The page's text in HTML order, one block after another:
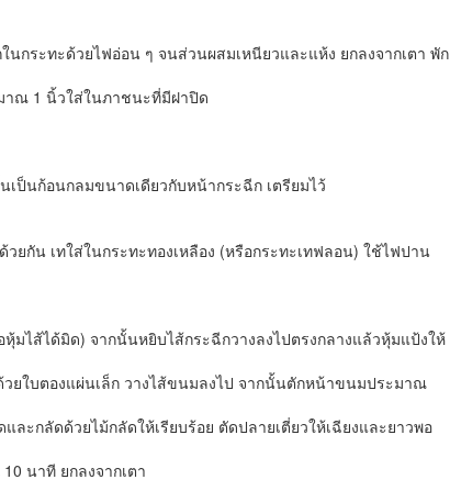
ะทะด้วยไฟอ่อน ๆ จนส่วนผสมเหนียวและแห้ง ยกลงจากเตา พัก
1 นิ้วใส่ในภาชนะที่มีฝาปิด
นก้อนกลมขนาดเดียวกับหน้ากระฉีก เตรียมไว้
น เทใส่ในกระทะทองเหลือง (หรือกระทะเทฟลอน) ใช้ไฟปาน
ส้ได้มิด) จากนั้นหยิบไส้กระฉีกวางลงไปตรงกลางแล้วหุ้มแป้งให้
บตองแผ่นเล็ก วางไส้ขนมลงไป จากนั้นตักหน้าขนมประมาณ
กลัดด้วยไม้กลัดให้เรียบร้อย ตัดปลายเตี่ยวให้เฉียงและยาวพอ
นาที ยกลงจากเตา